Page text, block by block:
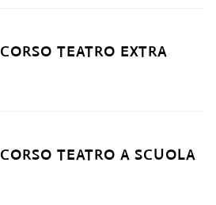
CORSO TEATRO EXTRA
CORSO TEATRO A SCUOLA